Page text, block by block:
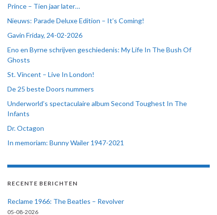
Prince – Tien jaar later…
Nieuws: Parade Deluxe Edition – It’s Coming!
Gavin Friday, 24-02-2026
Eno en Byrne schrijven geschiedenis: My Life In The Bush Of
Ghosts
St. Vincent – Live In London!
De 25 beste Doors nummers
Underworld’s spectaculaire album Second Toughest In The
Infants
Dr. Octagon
In memoriam: Bunny Wailer 1947-2021
RECENTE BERICHTEN
Reclame 1966: The Beatles – Revolver
05-08-2026